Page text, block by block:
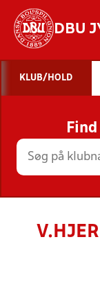
DBU
KLUB/HOLD